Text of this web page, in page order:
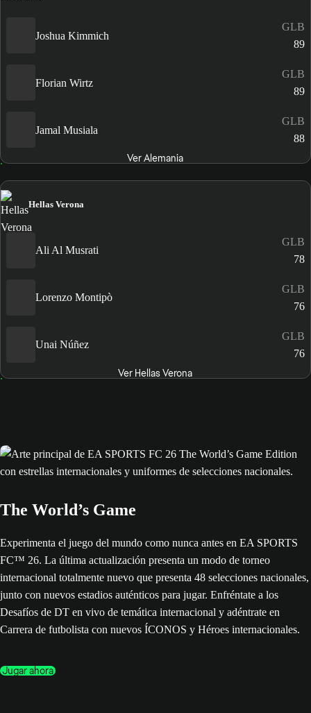
Joshua Kimmich
GLB
89
Florian Wirtz
GLB
89
Jamal Musiala
GLB
88
Ver Alemania
Hellas Verona
Ali Al Musrati
GLB
78
Lorenzo Montipò
GLB
76
Unai Núñez
GLB
76
Ver Hellas Verona
The World’s Game
Experimenta el juego del mundo como nunca antes en EA SPORTS
FC™ 26. La última actualización presenta un modo de torneo
internacional totalmente nuevo que presenta 48 selecciones nacionales,
junto con nuevos estadios auténticos para jugar. Enfréntate a los
Desafíos de DT en vivo de temática internacional y adéntrate en
Carrera de futbolista con nuevos ÍCONOS y Héroes internacionales.
Jugar ahora